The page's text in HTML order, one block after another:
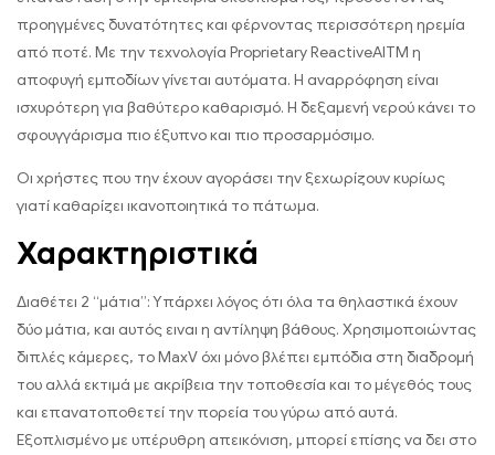
προηγμένες δυνατότητες και φέρνοντας περισσότερη ηρεμία
από ποτέ. Με την τεχνολογία Proprietary ReactiveAlTM η
αποφυγή εμποδίων γίνεται αυτόματα. Η αναρρόφηση είναι
ισχυρότερη για βαθύτερο καθαρισμό. Η δεξαμενή νερού κάνει το
σφουγγάρισμα πιο έξυπνο και πιο προσαρμόσιμο.
Οι χρήστες που την έχουν αγοράσει την ξεχωρίζουν κυρίως
γιατί καθαρίζει ικανοποιητικά το πάτωμα.
Χαρακτηριστικά
Διαθέτει 2 “μάτια”: Υπάρχει λόγος ότι όλα τα θηλαστικά έχουν
δύο μάτια, και αυτός ειναι η αντίληψη βάθους. Χρησιμοποιώντας
διπλές κάμερες, το MaxV όχι μόνο βλέπει εμπόδια στη διαδρομή
του αλλά εκτιμά με ακρίβεια την τοποθεσία και το μέγεθός τους
και επανατοποθετεί την πορεία του γύρω από αυτά.
Εξοπλισμένο με υπέρυθρη απεικόνιση, μπορεί επίσης να δει στο